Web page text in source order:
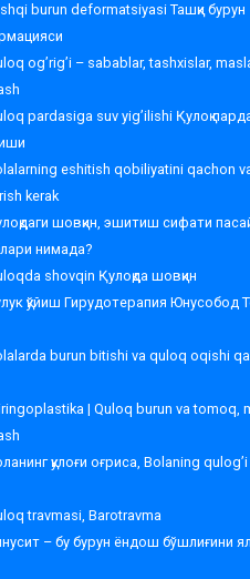
burun deformatsiyasi Ташқи бурун
og’rig’i – sabablar, tashxislar,
pardasiga suv yig’ilishi Қулоқ
eshitish qobiliyatini qachon
kerak
шовқин, эшитиш сифати
нимада?
shovqin Қулоқда шовқин
қўйиш Гирудотерапия Юнусобод
burun bitishi va quloq oqishi
| Quloq burun va tomoq,
қулоғи оғриса, Bolaning
travmasi, Barotravma
– бу бурун ёндош бўшлиғини